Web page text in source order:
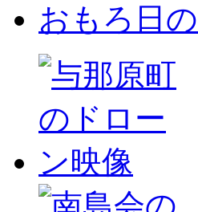
おもろ日